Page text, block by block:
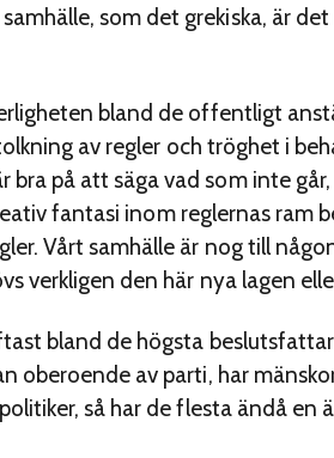
som det grekiska, är
bland de offentligt
av regler och tröghet i
på att säga vad som inte
fantasi inom reglernas ram
Vårt samhälle är nog till
verkligen den här nya lagen
bland de högsta
oberoende av parti, har
så har de flesta ändå en